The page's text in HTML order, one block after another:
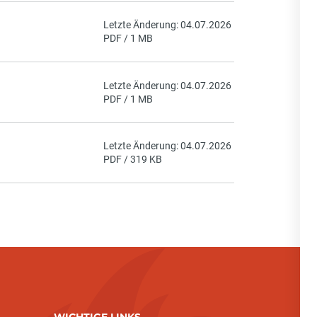
Letzte Änderung: 04.07.2026
PDF / 1 MB
Letzte Änderung: 04.07.2026
PDF / 1 MB
Letzte Änderung: 04.07.2026
PDF / 319 KB